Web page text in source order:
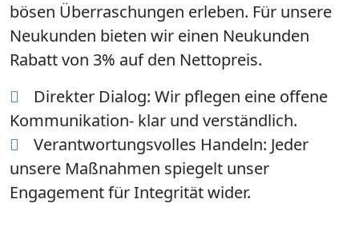
bösen Überraschungen erleben. Für unsere
Neukunden bieten wir einen Neukunden
Rabatt von 3% auf den Nettopreis.
Direkter Dialog: Wir pflegen eine offene
Kommunikation- klar und verständlich.
Verantwortungsvolles Handeln: Jeder
unsere Maßnahmen spiegelt unser
Engagement für Integrität wider.